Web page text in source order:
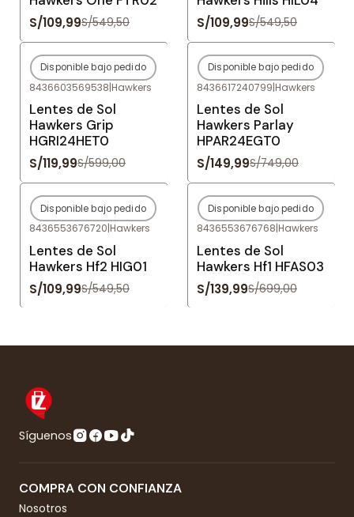
S/109,99S/549,50 S/109,99S/549,50
-80%OFF
Agotado
Disponible bajo pedido
8436603569538|Hawkers
Lentes de Sol
Hawkers Grip
HGRI24HET0
S/119,99S/599,00
-80%OFF
Agotado
Disponible bajo pedido
8436617240799|Hawkers
Lentes de Sol
Hawkers Parlay
HPAR24EGT0
S/149,99S/749,00
-80%OFF
Agotado
Disponible bajo pedido
8436553676720|Hawkers
Lentes de Sol
Hawkers Hf2 HIG01
S/109,99S/549,50
-80%OFF
Agotado
Disponible bajo pedido
8436553676768|Hawkers
Lentes de Sol
Hawkers Hf1 HFAS03
S/139,99S/699,00
Síguenos
COMPRA CON CONFIANZA
Nosotros